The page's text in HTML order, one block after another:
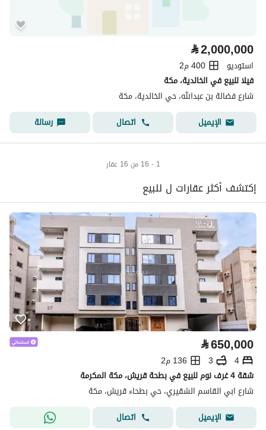
⃁2,000,000
استوديو
400 م2
فيلا للبيع في الخالدية، مكة
شارع فضالة بن عبدالله، حي الخالدية، مكة
الإيميل
اتصال رسالة
1 - 16 من 16 عقار
إكتشف أكثر عقارات ل للبيع
⃁650,000
4
3
136 م2
شقة 4 غرف نوم للبيع في بطحة قريش، مكة المكرمة
شارع ابي القاسم الشقيري، حي بطحاء قريش، مكة
الإيميل
اتصال